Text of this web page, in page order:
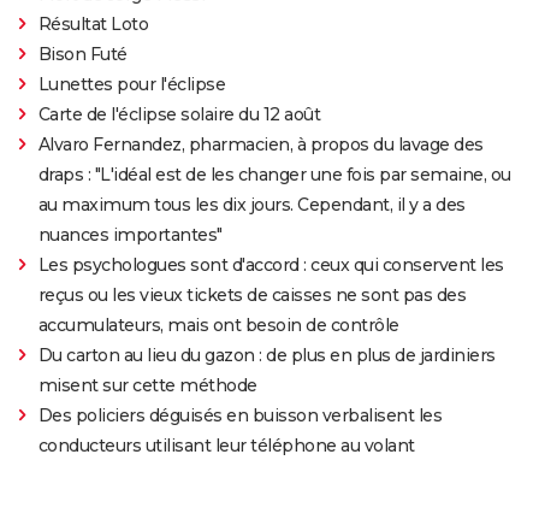
Résultat Loto
Bison Futé
Lunettes pour l'éclipse
Carte de l'éclipse solaire du 12 août
Alvaro Fernandez, pharmacien, à propos du lavage des
draps : "L'idéal est de les changer une fois par semaine, ou
au maximum tous les dix jours. Cependant, il y a des
nuances importantes"
Les psychologues sont d'accord : ceux qui conservent les
reçus ou les vieux tickets de caisses ne sont pas des
accumulateurs, mais ont besoin de contrôle
Du carton au lieu du gazon : de plus en plus de jardiniers
misent sur cette méthode
Des policiers déguisés en buisson verbalisent les
conducteurs utilisant leur téléphone au volant